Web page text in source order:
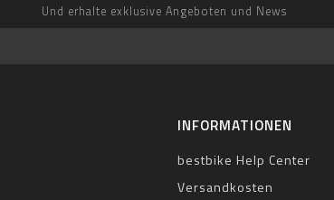
Und erhalte exklusive Angeboten und News
INFORMATIONEN
bestbike Help Center
Versandkosten